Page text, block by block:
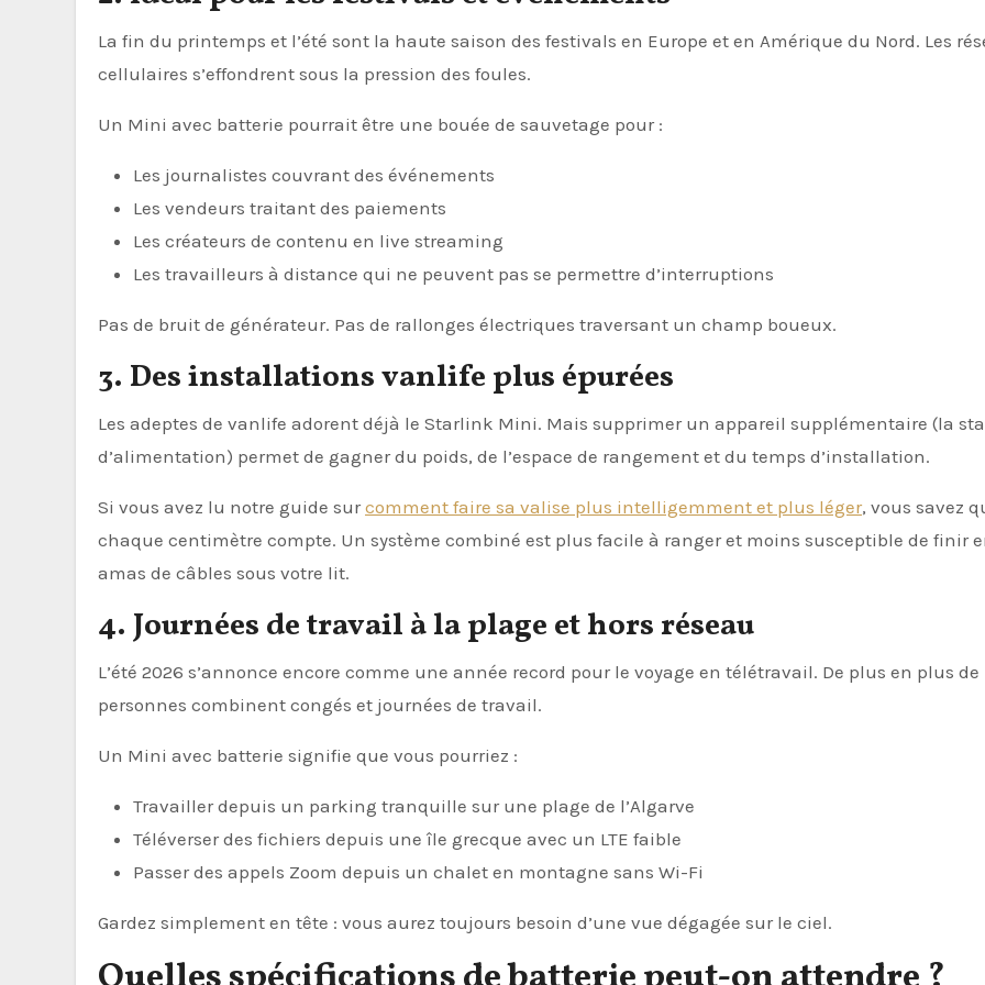
La fin du printemps et l’été sont la haute saison des festivals en Europe et en Amérique du Nord. Les
cellulaires s’effondrent sous la pression des foules.
Un Mini avec batterie pourrait être une bouée de sauvetage pour :
Les journalistes couvrant des événements
Les vendeurs traitant des paiements
Les créateurs de contenu en live streaming
Les travailleurs à distance qui ne peuvent pas se permettre d’interruptions
Pas de bruit de générateur. Pas de rallonges électriques traversant un champ boueux.
3. Des installations vanlife plus épurées
Les adeptes de vanlife adorent déjà le Starlink Mini. Mais supprimer un appareil supplémentaire (la
d’alimentation) permet de gagner du poids, de l’espace de rangement et du temps d’installation.
Si vous avez lu notre guide surcomment faire sa valise plus intelligemment et plus léger, vous savez
chaque centimètre compte. Un système combiné est plus facile à ranger et moins susceptible de finir
amas de câbles sous votre lit.
4. Journées de travail à la plage et hors réseau
L’été 2026 s’annonce encore comme une année record pour le voyage en télétravail. De plus en plus de
personnes combinent congés et journées de travail.
Un Mini avec batterie signifie que vous pourriez :
Travailler depuis un parking tranquille sur une plage de l’Algarve
Téléverser des fichiers depuis une île grecque avec un LTE faible
Passer des appels Zoom depuis un chalet en montagne sans Wi-Fi
Gardez simplement en tête : vous aurez toujours besoin d’une vue dégagée sur le ciel.